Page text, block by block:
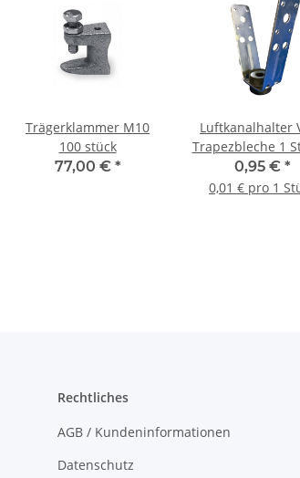
Trägerklammer M10
100 stück
77,00 € *
Luftkanalhalter V
Trapezbleche 1
Form
0,95 € *
0,01 € pro 1
Rechtliches
AGB / Kundeninformationen
Datenschutz